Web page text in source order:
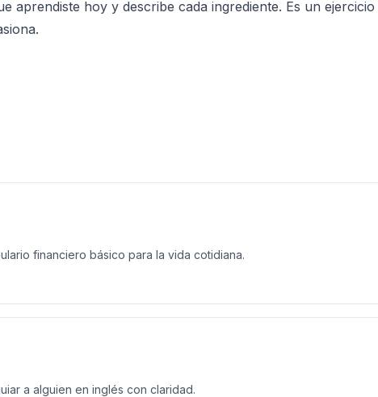
aprendiste hoy y describe cada ingrediente. Es un ejercicio
financiero básico para la vida cotidiana.
a alguien en inglés con claridad.